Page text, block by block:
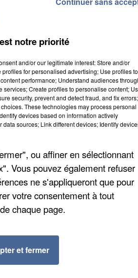
soignants et
de Covid-19. Ils
Esbly et collecté
et de leur offrir
leur offrir ce
notre priorité
and/or our legitimate interest: Store and/or
for personalised advertising; Use profiles to
performance; Understand audiences
Create profiles to personalise content;
security, prevent and detect fraud, and fix errors;
These technologies may process personal
devices based on information actively
sources; Link different devices; Identify
ou affiner en sélectionnant
Vous pouvez également refuser
ne s'appliqueront que pour
votre consentement à tout
chaque page.
et fermer